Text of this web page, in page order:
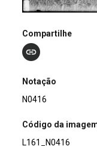
Compartilhe
Notação
N0416
Código da
L161_N0416